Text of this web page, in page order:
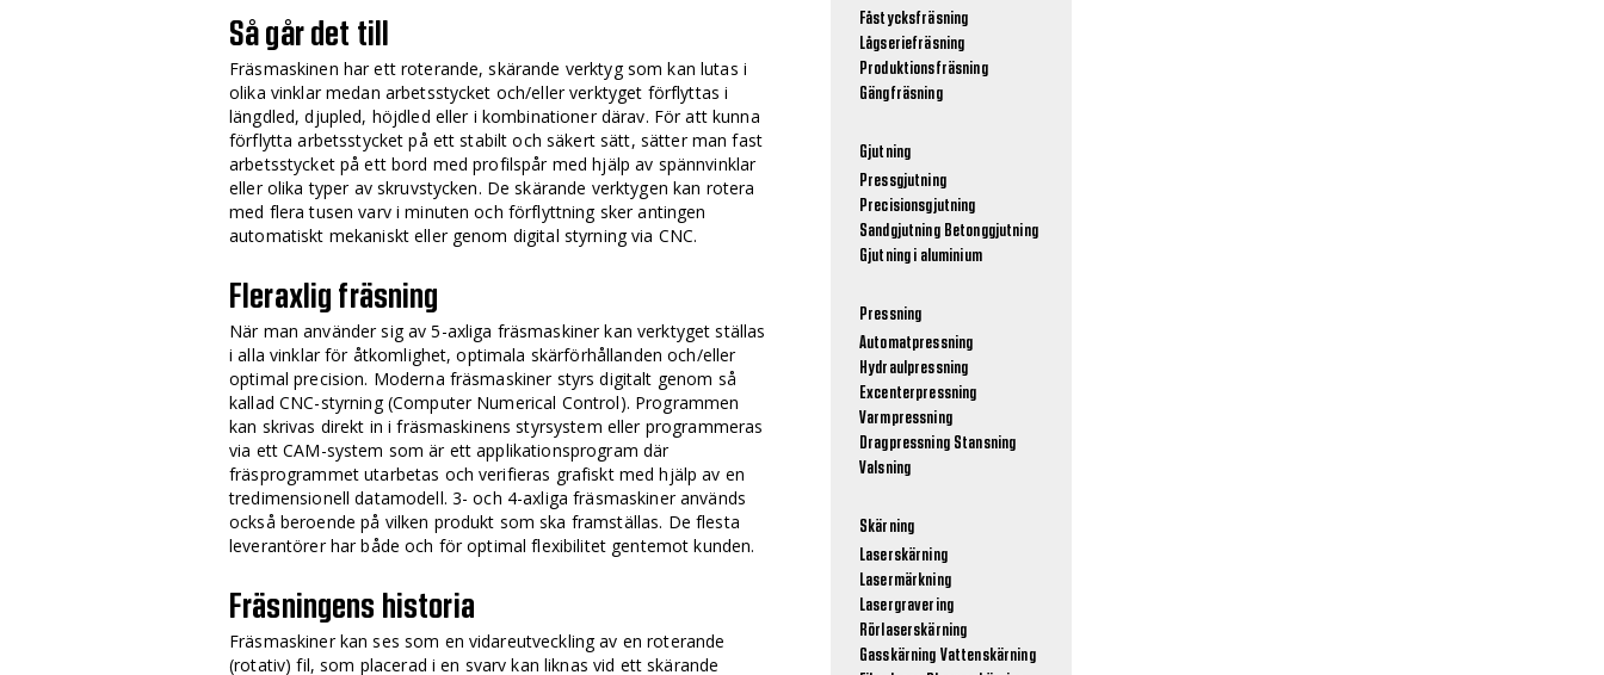
Så går det till
Fräsmaskinen har ett roterande, skärande verktyg som kan lutas i
olika vinklar medan arbetsstycket och/eller verktyget förflyttas i
längdled, djupled, höjdled eller i kombinationer därav. För att kunna
förflytta arbetsstycket på ett stabilt och säkert sätt, sätter man fast
arbetsstycket på ett bord med profilspår med hjälp av spännvinklar
eller olika typer av skruvstycken. De skärande verktygen kan rotera
med flera tusen varv i minuten och förflyttning sker antingen
automatiskt mekaniskt eller genom digital styrning via CNC.
Fleraxlig fräsning
När man använder sig av 5-axliga fräsmaskiner kan verktyget ställas
i alla vinklar för åtkomlighet, optimala skärförhållanden och/eller
optimal precision. Moderna fräsmaskiner styrs digitalt genom så
kallad CNC-styrning (Computer Numerical Control). Programmen
kan skrivas direkt in i fräsmaskinens styrsystem eller programmeras
via ett CAM-system som är ett applikationsprogram där
fräsprogrammet utarbetas och verifieras grafiskt med hjälp av en
tredimensionell datamodell. 3- och 4-axliga fräsmaskiner används
också beroende på vilken produkt som ska framställas. De flesta
leverantörer har både och för optimal flexibilitet gentemot kunden.
Fräsningens historia
Fräsmaskiner kan ses som en vidareutveckling av en roterande
(rotativ) fil, som placerad i en svarv kan liknas vid ett skärande
Fåstycksfräsning
Lågseriefräsning
Produktionsfräsning
Gängfräsning
Gjutning
Pressgjutning
Precisionsgjutning
Sandgjutning Betonggjutning
Gjutning i aluminium
Pressning
Automatpressning
Hydraulpressning
Excenterpressning
Varmpressning
Dragpressning Stansning
Valsning
Skärning
Laserskärning
Lasermärkning
Lasergravering
Rörlaserskärning
Gasskärning Vattenskärning